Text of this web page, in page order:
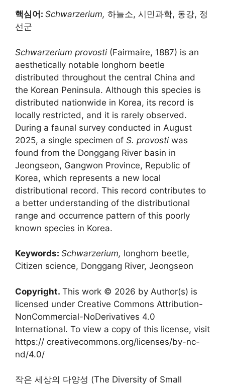
핵심어: Schwarzerium, 하늘소, 시민과학, 동강, 정
선군
Schwarzerium provosti (Fairmaire, 1887) is an
aesthetically notable longhorn beetle
distributed throughout the central China and
the Korean Peninsula. Although this species is
distributed nationwide in Korea, its record is
locally restricted, and it is rarely observed.
During a faunal survey conducted in August
2025, a single specimen of S. provosti was
found from the Donggang River basin in
Jeongseon, Gangwon Province, Republic of
Korea, which represents a new local
distributional record. This record contributes to
a better understanding of the distributional
range and occurrence pattern of this poorly
known species in Korea.
Keywords: Schwarzerium, longhorn beetle,
Citizen science, Donggang River, Jeongseon
Copyright. This work © 2026 by Author(s) is
licensed under Creative Commons Attribution-
NonCommercial-NoDerivatives 4.0
International. To view a copy of this license, visit
https:// creativecommons.org/licenses/by-nc-
nd/4.0/
작은 세상의 다양성 (The Diversity of Small